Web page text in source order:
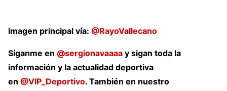
Imagen principal vía: @RayoVallecano
Síganme en @sergionavaaaa y sigan toda la
información y la actualidad deportiva
en @VIP_Deportivo. También en nuestro